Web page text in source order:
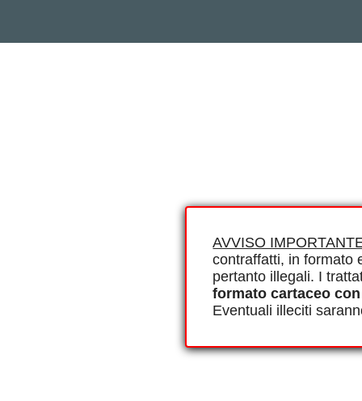
AVVISO
contraffatti, in formato
pertanto illegali. I
formato cartaceo
Eventuali illeciti